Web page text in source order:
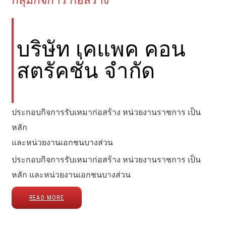
บริษัท เคแพค คอน
สตรัคชั่น จำกัด
ประกอบกิจการรับเหมาก่อสร้าง หน่วยงานราชการ เป็น
หลัก
และหน่วยงานเอกชนบางส่วน
ประกอบกิจการรับเหมาก่อสร้าง หน่วยงานราชการ เป็น
หลัก และหน่วยงานเอกชนบางส่วน
READ MORE